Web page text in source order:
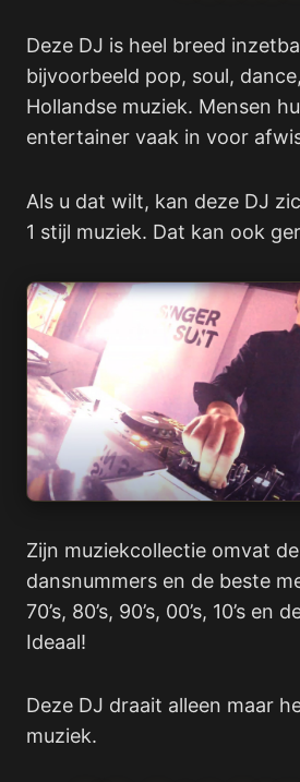
Deze DJ is heel breed
bijvoorbeeld pop, soul,
Hollandse muziek. Mensen
entertainer vaak in voor
Als u dat wilt, kan deze DJ
1 stijl muziek. Dat kan ook
Zijn muziekcollectie omvat
dansnummers en de beste
70’s, 80’s, 90’s, 00’s, 10’s
Ideaal!
Deze DJ draait alleen maar
muziek.